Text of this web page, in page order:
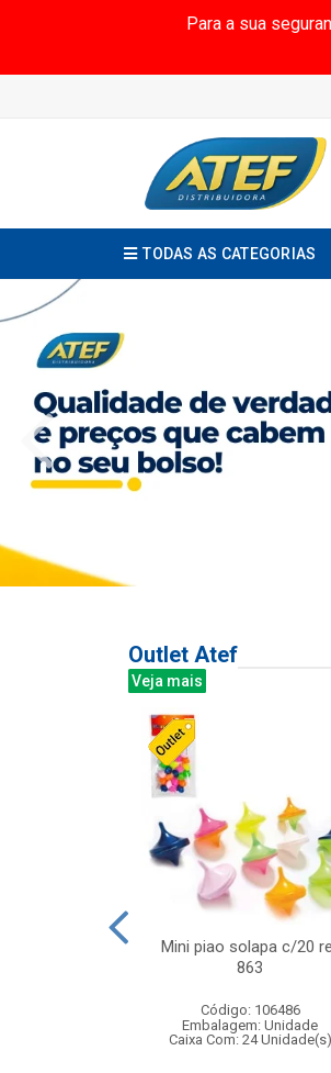
Para a sua
TODAS AS CATEGORIAS
Outlet Atef
Veja mais
Mini piao solapa c/20
863
Código: 106486
Embalagem: Unidade
Caixa Com: 24 Unidade(s)